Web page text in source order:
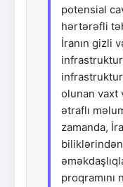
potensial
hərtərəfli
İranın gizli
olunan vaxt
ətraflı
zamanda,